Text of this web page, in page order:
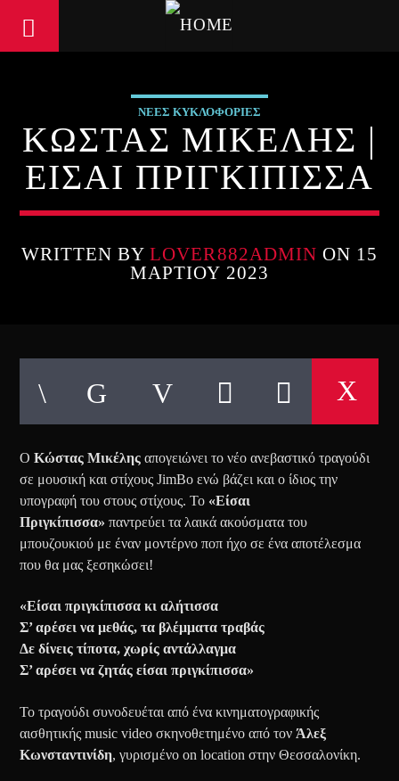
ΝΕΕΣ ΚΥΚΛΟΦΟΡΙΕΣ
ΚΩΣΤΑΣ ΜΙΚΕΛΗΣ |
ΕΙΣΑΙ ΠΡΙΓΚΙΠΙΣΣΑ
WRITTEN BYLOVER882ADMIN ON 15
ΜΑΡΤΊΟΥ 2023
ΟΚώστας Μικέληςαπογειώνει το νέο ανεβαστικό τραγούδι
σε μουσική και στίχους JimBo ενώ βάζει και ο ίδιος την
υπογραφή του στους στίχους. Το «Είσαι
Πριγκίπισσα» παντρεύει τα λαικά ακούσματα του
μπουζουκιού με έναν μοντέρνο ποπ ήχο σε ένα αποτέλεσμα
που θα μας ξεσηκώσει!
«Είσαι πριγκίπισσα κι αλήτισσα
Σ’ αρέσει να μεθάς, τα βλέμματα τραβάς
Δε δίνεις τίποτα, χωρίς αντάλλαγμα
Σ’ αρέσει να ζητάς είσαι πριγκίπισσα»
Το τραγούδι συνοδευέται από ένα κινηματογραφικής
αισθητικής music video σκηνοθετημένο από τονΆλεξ
Κωνσταντινίδη, γυρισμένο on location στην Θεσσαλονίκη.